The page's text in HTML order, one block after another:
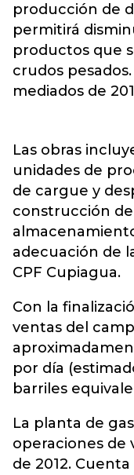
producción de
permitirá
productos que
crudos
mediados de
Las obras
unidades de
de cargue y
construcción
adecuación de
CPF Cupiagua.
Con la
ventas del
por día
barriles
La planta de
operaciones de
de 2012.